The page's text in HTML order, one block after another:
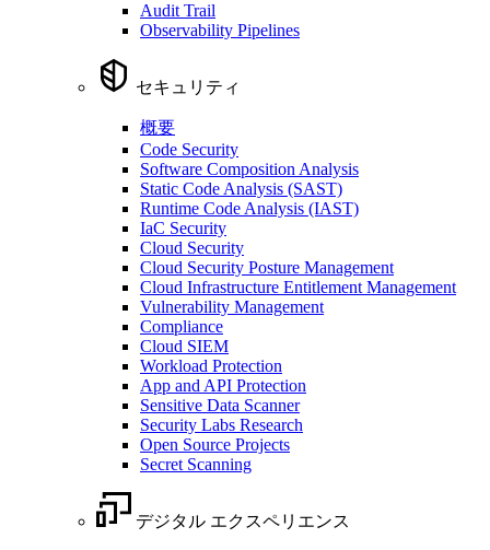
Audit Trail
Observability Pipelines
セキュリティ
概要
Code Security
Software Composition Analysis
Static Code Analysis (SAST)
Runtime Code Analysis (IAST)
IaC Security
Cloud Security
Cloud Security Posture Management
Cloud Infrastructure Entitlement Management
Vulnerability Management
Compliance
Cloud SIEM
Workload Protection
App and API Protection
Sensitive Data Scanner
Security Labs Research
Open Source Projects
Secret Scanning
デジタル エクスペリエンス